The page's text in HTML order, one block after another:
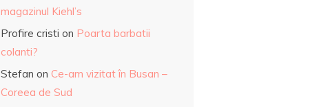
magazinul Kiehl’s
Profire cristi on Poarta barbatii
colanti?
Stefan on Ce-am vizitat în Busan –
Coreea de Sud